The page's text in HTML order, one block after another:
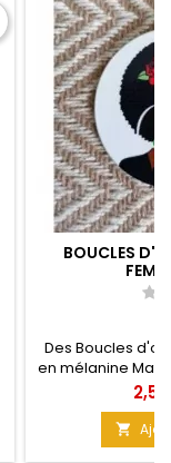
BOUCLES
Des Boucles
en mélanine
Prix
